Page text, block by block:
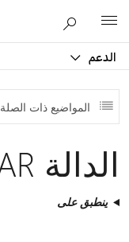
الدعم
المواضيع ذات الصلة
الدالة UNICHAR
ينطبق على